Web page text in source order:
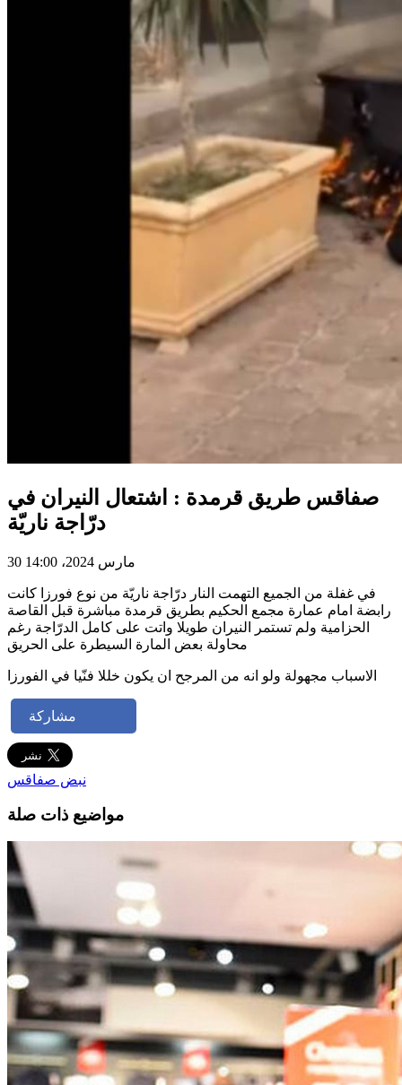
صفاقس طريق قرمدة : اشتعال النيران في
درّاجة ناريّة
30 مارس 2024، 14:00
في غفلة من الجميع التهمت النار درّاجة ناريّة من نوع فورزا كانت
رابضة امام عمارة مجمع الحكيم بطريق قرمدة مباشرة قبل القاصة
الحزامية ولم تستمر النيران طويلا واتت على كامل الدرّاجة رغم
محاولة بعض المارة السيطرة على الحريق
الاسباب مجهولة ولو انه من المرجح ان يكون خللا فنّيا في الفورزا
مشاركة
نبض صفاقس
مواضيع ذات صلة